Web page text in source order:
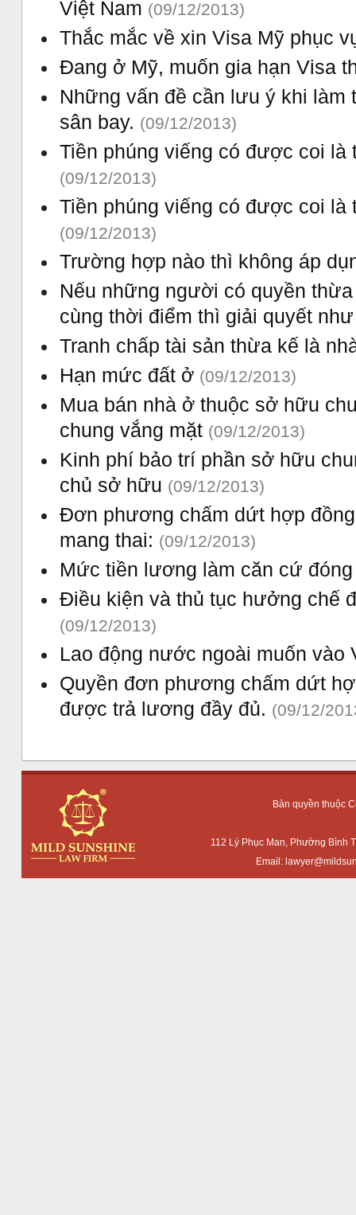
Việt Nam (09/12/2013)
Thắc mắc về xin Visa Mỹ phục
Đang ở Mỹ, muốn gia hạn Visa
Những vấn đề cần lưu ý khi làm
sân bay. (09/12/2013)
Tiền phúng viếng có được coi là
(09/12/2013)
Tiền phúng viếng có được coi là
(09/12/2013)
Trường hợp nào thì không áp
Nếu những người có quyền
cùng thời điểm thì giải quyết
Tranh chấp tài sản thừa kế là
Hạn mức đất ở (09/12/2013)
Mua bán nhà ở thuộc sở hữu
chung vắng mặt (09/12/2013)
Kinh phí bảo trí phần sở hữu
chủ sở hữu (09/12/2013)
Đơn phương chấm dứt hợp
mang thai: (09/12/2013)
Mức tiền lương làm căn cứ
Điều kiện và thủ tục hưởng chế
(09/12/2013)
Lao động nước ngoài muốn
Quyền đơn phương chấm dứt
được trả lương đầy đủ. (09/12/
Bản quyền thuộc
112 Lý Phục Man, Phường Bình
Email: